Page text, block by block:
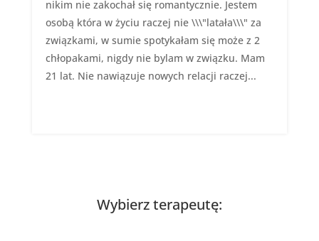
nikim nie zakochał się romantycznie. Jestem
osobą która w życiu raczej nie \\\"latała\\\" za
związkami, w sumie spotykałam się może z 2
chłopakami, nigdy nie bylam w związku. Mam
21 lat. Nie nawiązuje nowych relacji raczej...
Wybierz terapeutę: